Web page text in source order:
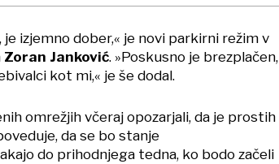
izjemno dober,« je novi parkirni režim v
Zoran Janković. »Poskusno je brezplačen,
kot mi,« je še dodal.
omrežjih včeraj opozarjali, da je prostih
da se bo stanje
do prihodnjega tedna, ko bodo začeli